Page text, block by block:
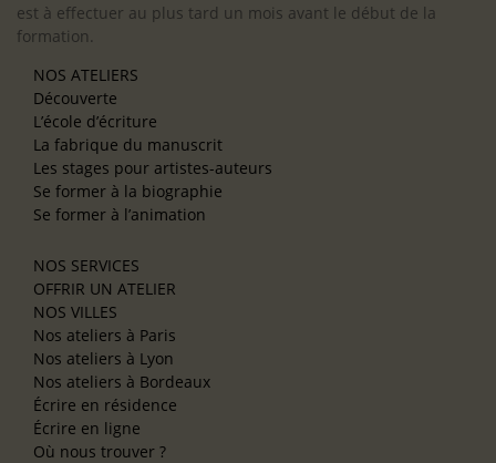
est à effectuer au plus tard un mois avant le début de la
formation.
NOS ATELIERS
Découverte
L’école d’écriture
La fabrique du manuscrit
Les stages pour artistes-auteurs
Se former à la biographie
Se former à l’animation
NOS SERVICES
OFFRIR UN ATELIER
NOS VILLES
Nos ateliers à Paris
Nos ateliers à Lyon
Nos ateliers à Bordeaux
Écrire en résidence
Écrire en ligne
Où nous trouver ?